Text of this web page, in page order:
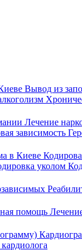
Вывод из
Лечение
зависимость
в Киеве
уколом
помощь